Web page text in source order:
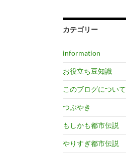
カテゴリー
information
お役立ち豆知識
このブログについて
つぶやき
もしかも都市伝説
やりすぎ都市伝説